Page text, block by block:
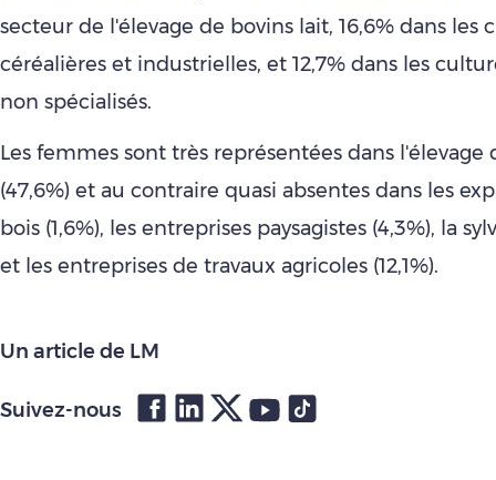
secteur de l'élevage de bovins lait, 16,6% dans les
céréalières et industrielles, et 12,7% dans les
non spécialisés.
Les femmes sont très représentées dans l'élevage
(47,6%) et au contraire quasi absentes dans les
bois (1,6%), les entreprises paysagistes (4,3%), la
et les entreprises de travaux agricoles (12,1%).
Un article de LM
Suivez-nous